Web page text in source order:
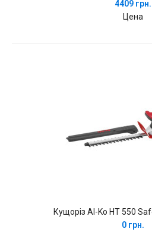
4409 грн.
Цена
Кущоріз Al-Ko HT 550
0 грн.